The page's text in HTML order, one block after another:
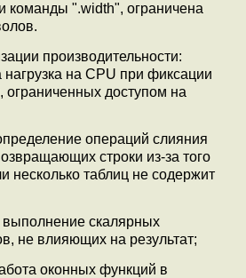
команды ".width", ограничена
производительности:
на CPU при фиксации
ограниченных доступом на
операций слияния
строки из-за того
несколько таблиц не содержит
скалярных
не влияющих на результат;
оконных функций в